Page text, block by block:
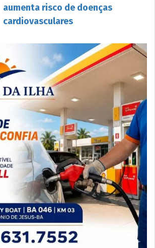
aumenta risco de doenças
cardiovasculares